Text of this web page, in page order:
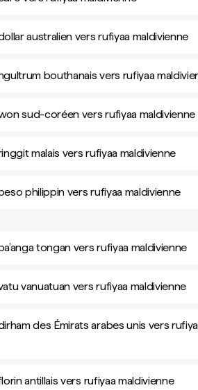
australien vers rufiyaa maldivienne
bouthanais vers rufiyaa
sud-coréen vers rufiyaa maldivienne
malais vers rufiyaa maldivienne
philippin vers rufiyaa maldivienne
tongan vers rufiyaa maldivienne
vanuatuan vers rufiyaa maldivienne
des Émirats arabes unis vers
antillais vers rufiyaa maldivienne